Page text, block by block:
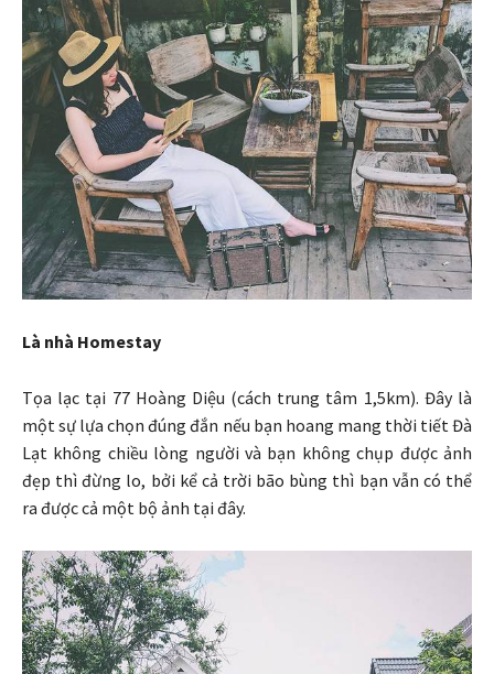
Là nhà Homestay
Tọa lạc tại 77 Hoàng Diệu (cách trung tâm 1,5km). Đây là
một sự lựa chọn đúng đắn nếu bạn hoang mang thời tiết Đà
Lạt không chiều lòng người và bạn không chụp được ảnh
đẹp thì đừng lo, bởi kể cả trời bão bùng thì bạn vẫn có thể
ra được cả một bộ ảnh tại đây.